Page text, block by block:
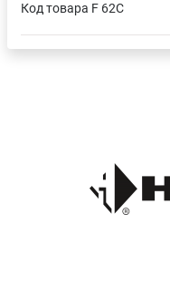
Код товара F 62C